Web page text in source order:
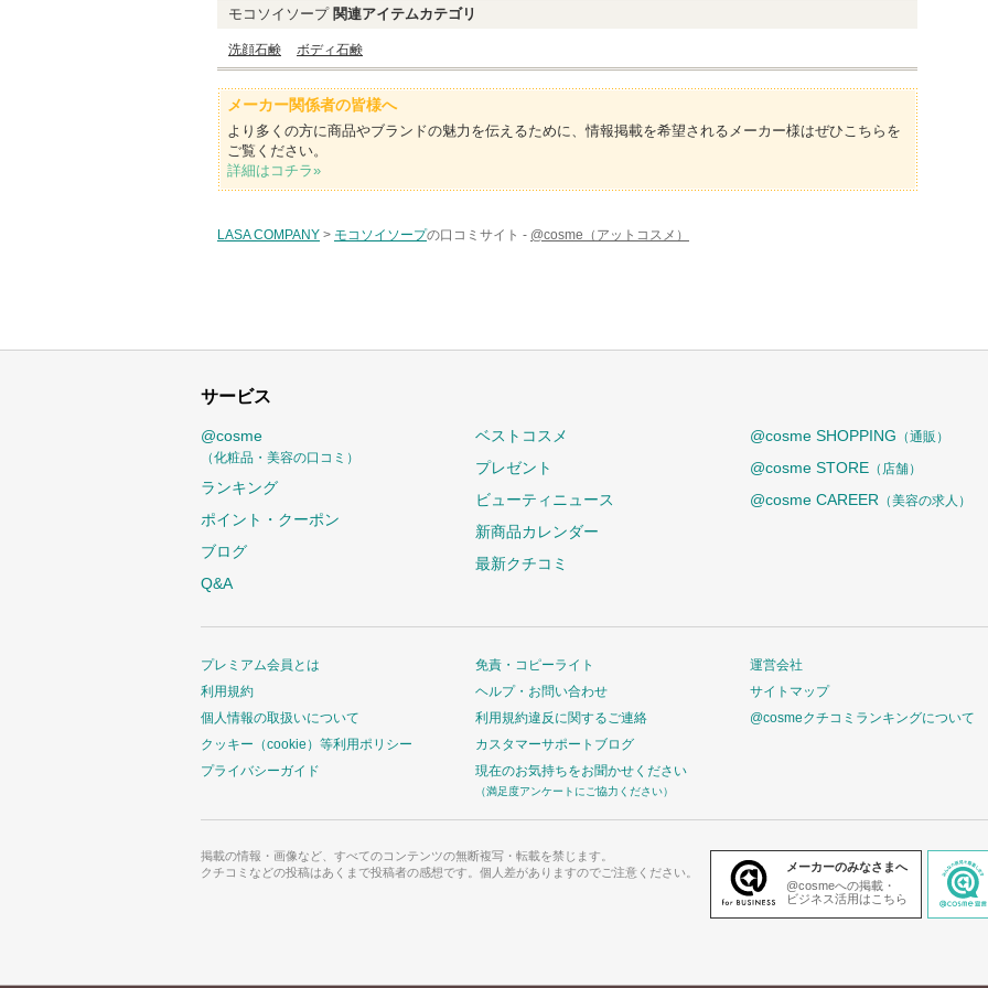
モコソイソープ関連アイテムカテゴリ
洗顔石鹸 ボディ石鹸
メーカー関係者の皆様へ
より多くの方に商品やブランドの魅力を伝えるために、情報掲載を希望されるメーカー様はぜひこちらを
ご覧ください。
詳細はコチラ»
LASA COMPANY > モコソイソープの口コミサイト - @cosme（アットコスメ）
サービス
@cosme
（化粧品・美容の口コミ）
ランキング
ポイント・クーポン
ブログ
Q&A
ベストコスメ
プレゼント
ビューティニュース
新商品カレンダー
最新クチコミ
@cosme SHOPPING （通販）
@cosme STORE （店舗）
@cosme CAREER （美容の求人）
プレミアム会員とは
利用規約
個人情報の取扱いについて
クッキー（cookie）等利用ポリシー
プライバシーガイド
免責・コピーライト
ヘルプ・お問い合わせ
利用規約違反に関するご連絡
カスタマーサポートブログ
現在のお気持ちをお聞かせください
（満足度アンケートにご協力ください）
運営会社
サイトマップ
@cosmeクチコミランキングについて
掲載の情報・画像など、すべてのコンテンツの無断複写・転載を禁じます。
クチコミなどの投稿はあくまで投稿者の感想です。個人差がありますのでご注意ください。
メーカーのみなさまへ
@cosmeへの掲載・
ビジネス活用はこちら